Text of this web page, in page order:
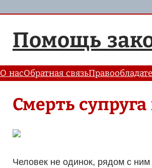
содержимому
Помощь
О насОбратная связь
Смерть супруга
Человек не одинок, рядом с